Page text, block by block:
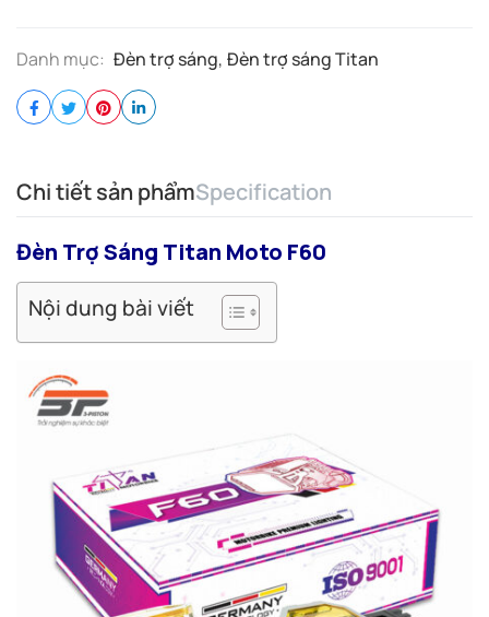
Danh mục: Đèn trợ sáng, Đèn trợ sáng Titan
Chi tiết sản phẩmSpecification
Đèn Trợ Sáng Titan Moto F60
Nội dung bài viết